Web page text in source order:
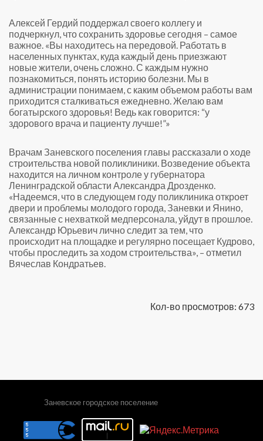
Алексей Гердий поддержал своего коллегу и
подчеркнул, что сохранить здоровье сегодня – самое
важное. «Вы находитесь на передовой. Работать в
населенных пунктах, куда каждый день приезжают
новые жители, очень сложно. С каждым нужно
познакомиться, понять историю болезни. Мы в
администрации понимаем, с каким объемом работы вам
приходится сталкиваться ежедневно. Желаю вам
богатырского здоровья! Ведь как говорится: “у
здорового врача и пациенту лучше!”»
Врачам Заневского поселения главы рассказали о ходе
строительства новой поликлиники. Возведение объекта
находится на личном контроле у губернатора
Ленинградской области Александра Дрозденко.
«Надеемся, что в следующем году поликлиника откроет
двери и проблемы молодого города, Заневки и Янино,
связанные с нехваткой медперсонала, уйдут в прошлое.
Александр Юрьевич лично следит за тем, что
происходит на площадке и регулярно посещает Кудрово,
чтобы проследить за ходом строительства», – отметил
Вячеслав Кондратьев.
Кол-во просмотров: 673
Заневское городское поселение